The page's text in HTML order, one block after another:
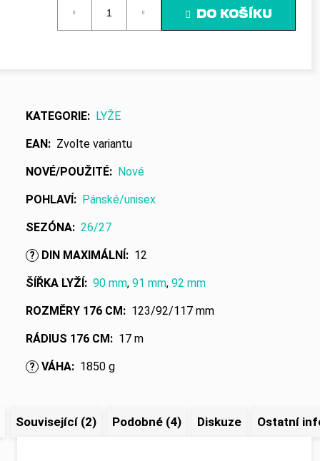
DO KOŠÍKU
KATEGORIE: LYŽE
EAN : Zvolte variantu
NOVÉ/POUŽITÉ: Nové
POHLAVÍ : Pánské/unisex
SEZÓNA: 26/27
? DIN MAXIMÁLNÍ : 12
ŠÍŘKA LYŽÍ : 90 mm, 91 mm, 92 mm
ROZMĚRY 176 CM : 123/92/117 mm
RÁDIUS 176 CM : 17 m
? VÁHA: 1850 g
Související (2) Podobné (4) Diskuze Ostatní